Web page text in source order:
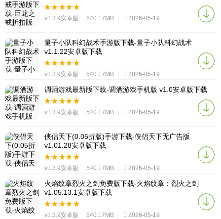
v1.3.9安卓版 540.17MB 2026-05-19
量子小队科幻战术手游版下载-量子小队科幻战术
v1.1.22安卓版下载
v1.3.9安卓版 540.17MB 2026-05-19
调酒游戏最新版下载-调酒游戏手机版 v1.0安卓版下载
v1.3.9安卓版 540.17MB 2026-05-19
侠侣天下(0.05折版)手游下载-侠侣天下无广告版
v1.01.28安卓版下载
v1.3.9安卓版 540.17MB 2026-05-19
火焰纹章烈火之剑免费版下载-火焰纹章：烈火之剑
v1.05.13.1安卓版下载
v1.3.9安卓版 540.17MB 2026-05-19